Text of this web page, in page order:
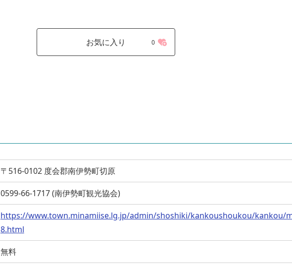
お気に入り 0
〒516-0102 度会郡南伊勢町切原
0599-66-1717 (南伊勢町観光協会)
https://www.town.minamiise.lg.jp/admin/shoshiki/kankoushoukou/kankou/
8.html
無料